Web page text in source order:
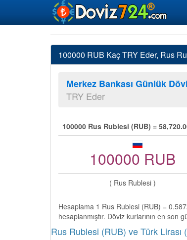
100000 RUB Kaç TRY Eder, Rus
Merkez Bankası Günlük
TRY Eder
100000 Rus Rublesi (RUB) =
100000 RUB
( Rus Rublesi )
Hesaplama 1 Rus Rublesi (RUB) =
hesaplanmıştır. Döviz kurlarının en
Rus Rublesi (RUB) ve Türk